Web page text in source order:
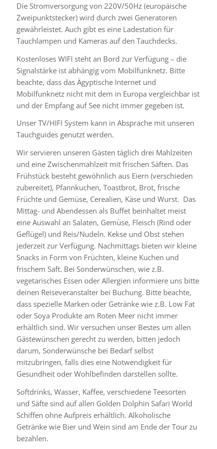
Die Stromversorgung von 220V/50Hz (europäische
Zweipunktstecker) wird durch zwei Generatoren
gewährleistet. Auch gibt es eine Ladestation für
Tauchlampen und Kameras auf den Tauchdecks.
Kostenloses WIFI steht an Bord zur Verfügung – die
Signalstärke ist abhängig vom Mobilfunknetz. Bitte
beachte, dass das Ägyptische Internet und
Mobilfunknetz nicht mit dem in Europa vergleichbar ist
und der Empfang auf See nicht immer gegeben ist.
Unser TV/HIFI System kann in Absprache mit unseren
Tauchguides genutzt werden.
Wir servieren unseren Gästen täglich drei Mahlzeiten
und eine Zwischenmahlzeit mit frischen Säften. Das
Frühstück besteht gewöhnlich aus Eiern (verschieden
zubereitet), Pfannkuchen, Toastbrot, Brot, frische
Früchte und Gemüse, Cerealien, Käse und Wurst. Das
Mittag- und Abendessen als Buffet beinhaltet meist
eine Auswahl an Salaten, Gemüse, Fleisch (Rind oder
Geflügel) und Reis/Nudeln. Kekse und Obst stehen
jederzeit zur Verfügung. Nachmittags bieten wir kleine
Snacks in Form von Früchten, kleine Kuchen und
frischem Saft. Bei Sonderwünschen, wie z.B.
vegetarisches Essen oder Allergien informiere uns bitte
deinen Reiseveranstalter bei Buchung. Bitte beachte,
dass spezielle Marken oder Getränke wie z.B. Low Fat
oder Soya Produkte am Roten Meer nicht immer
erhältlich sind. Wir versuchen unser Bestes um allen
Gästewünschen gerecht zu werden, bitten jedoch
darum, Sonderwünsche bei Bedarf selbst
mitzubringen, falls dies eine Notwendigkeit für
Gesundheit oder Wohlbefinden darstellen sollte.
Softdrinks, Wasser, Kaffee, verschiedene Teesorten
und Säfte sind auf allen Golden Dolphin Safari World
Schiffen ohne Aufpreis erhältlich. Alkoholische
Getränke wie Bier und Wein sind am Ende der Tour zu
bezahlen.